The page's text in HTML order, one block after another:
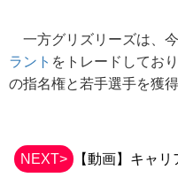
一方グリズリーズは、
ラント をトレードしてお
の指名権と若手選手を獲
NEXT>
【動画】キャ